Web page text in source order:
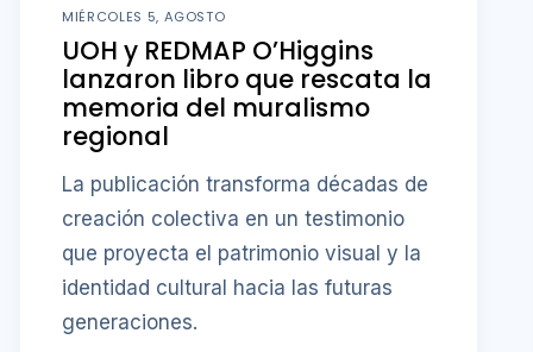
MIÉRCOLES 5, AGOSTO
UOH y REDMAP O’Higgins
lanzaron libro que rescata la
memoria del muralismo
regional
La publicación transforma décadas de
creación colectiva en un testimonio
que proyecta el patrimonio visual y la
identidad cultural hacia las futuras
generaciones.